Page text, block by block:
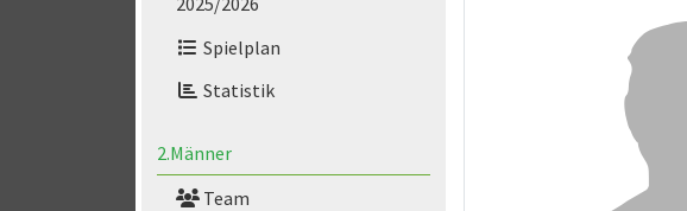
Spielplan
Statistik
2.Männer
Team